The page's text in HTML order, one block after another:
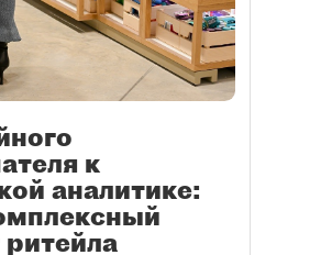
к
аналитике:
ритейла